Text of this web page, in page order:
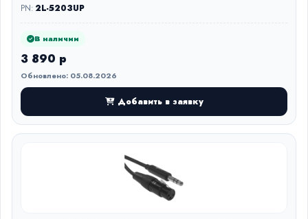
PN: 2L-5203UP
В наличии
3 890 р
Обновлено: 05.08.2026
Добавить в заявку